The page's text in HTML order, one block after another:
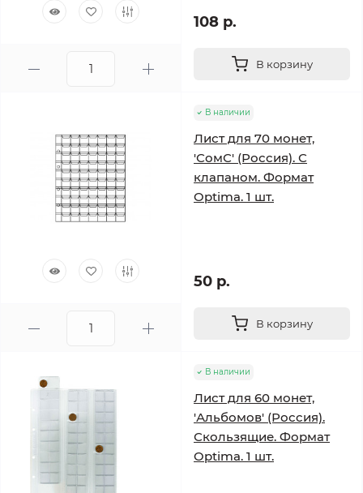
108 р.
В корзину
В наличии
Лист для 70 монет,
'СомС' (Россия). С
клапаном. Формат
Optima. 1 шт.
50 р.
В корзину
В наличии
Лист для 60 монет,
'Альбомов' (Россия).
Скользящие. Формат
Optima. 1 шт.